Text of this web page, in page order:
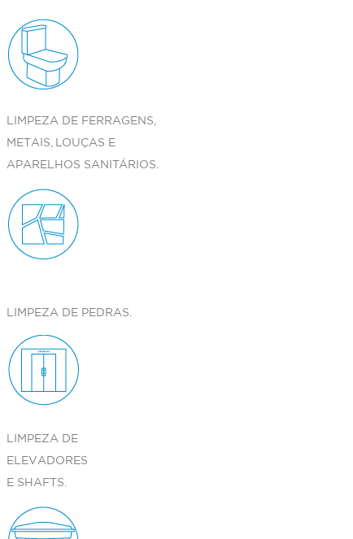
LIMPEZA DE FERRAGENS,
METAIS, LOUÇAS E
APARELHOS SANITÁRIOS.
LIMPEZA DE PEDRAS.
LIMPEZA DE
ELEVADORES
E SHAFTS.